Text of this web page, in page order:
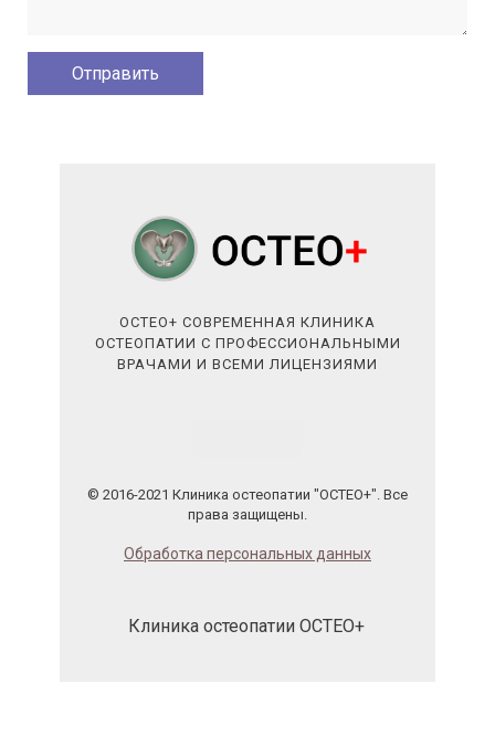
ОСТЕО+ СОВРЕМЕННАЯ КЛИНИКА
ОСТЕОПАТИИ С ПРОФЕССИОНАЛЬНЫМИ
ВРАЧАМИ И ВСЕМИ ЛИЦЕНЗИЯМИ
© 2016-2021 Клиника остеопатии "ОСТЕО+". Все
права защищены.
Обработка персональных данных
Клиника остеопатии ОСТЕО+